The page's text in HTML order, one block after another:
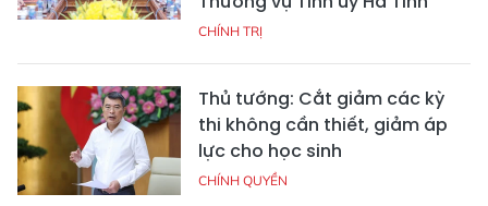
CHÍNH TRỊ
Thủ tướng: Cắt giảm các kỳ
thi không cần thiết, giảm áp
lực cho học sinh
CHÍNH QUYỀN